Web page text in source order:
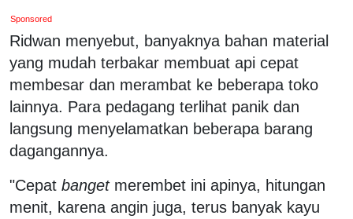
Sponsored
Ridwan menyebut, banyaknya bahan material
yang mudah terbakar membuat api cepat
membesar dan merambat ke beberapa toko
lainnya. Para pedagang terlihat panik dan
langsung menyelamatkan beberapa barang
dagangannya.
"Cepat bangetmerembet ini apinya, hitungan
menit, karena angin juga, terus banyak kayu